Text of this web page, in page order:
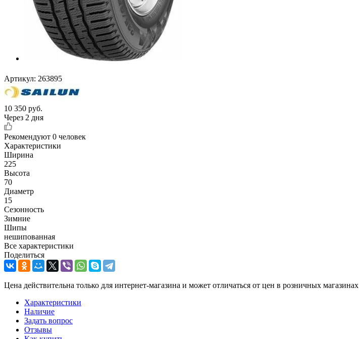
Артикул: 263895
10 350 руб.
Через 2 дня
Рекомендуют 0 человек
Характеристики
Ширина
225
Высота
70
Диаметр
15
Сезонность
Зимние
Шипы
нешипованная
Все характеристики
Поделиться
Цена действительна только для интернет-магазина и может отличаться от цен в розничных магазинах
Характеристики
Наличие
Задать вопрос
Отзывы